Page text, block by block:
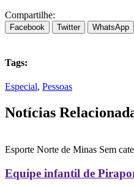
Compartilhe:
Facebook Twitter WhatsApp
Tags:
Especial, Pessoas
Notícias
Esporte Norte de Minas Sem
Equipe infantil de